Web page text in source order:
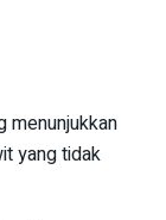
menunjukkan
yang tidak